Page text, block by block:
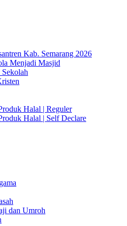
Kab. Semarang 2026
Menjadi Masjid
Halal | Reguler
Halal | Self Declare
dan Umroh